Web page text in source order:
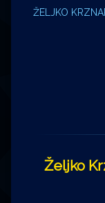
ŽELJKO
Željko